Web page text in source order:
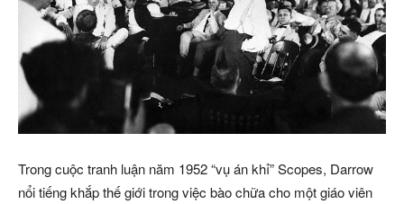
Trong cuộc tranh luận năm 1952 “vụ án khỉ” Scopes, Darrow
nổi tiếng khắp thế giới trong việc bào chữa cho một giáo viên